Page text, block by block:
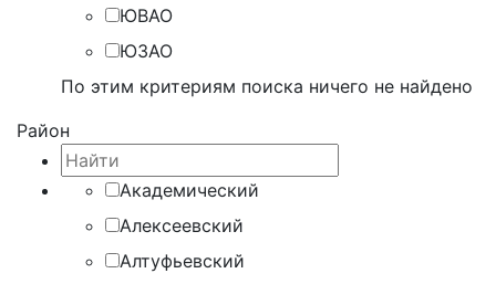
ЮВАО
ЮЗАО
По этим критериям поиска ничего не найдено
Район
Академический
Алексеевский
Алтуфьевский